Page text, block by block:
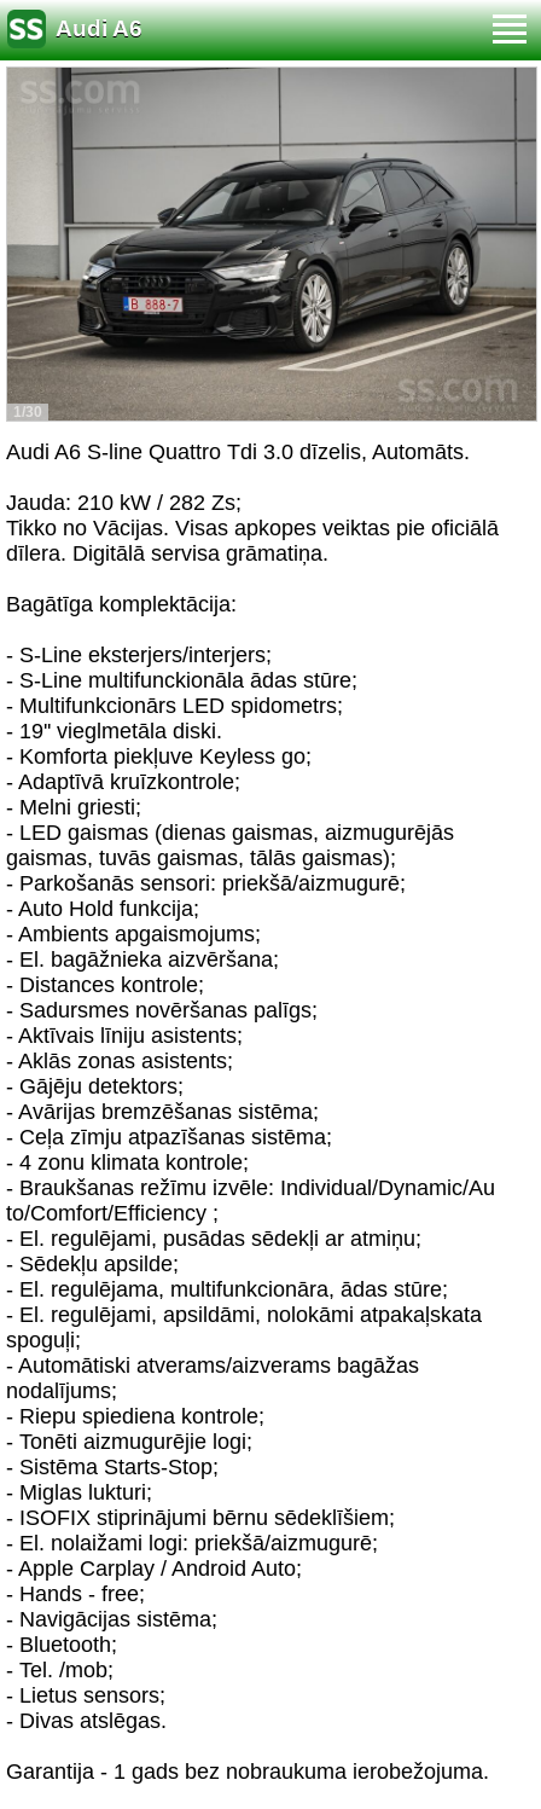
Audi A6
1/30
Audi A6 S-line Quattro Tdi 3.0 dīzelis, Automāts.
Jauda: 210 kW / 282 Zs;
Tikko no Vācijas. Visas apkopes veiktas pie oficiālā
dīlera. Digitālā servisa grāmatiņa.
Bagātīga komplektācija:
- S-Line eksterjers/interjers;
- S-Line multifunckionāla ādas stūre;
- Multifunkcionārs LED spidometrs;
- 19'' vieglmetāla diski.
- Komforta piekļuve Keyless go;
- Adaptīvā kruīzkontrole;
- Melni griesti;
- LED gaismas (dienas gaismas, aizmugurējās
gaismas, tuvās gaismas, tālās gaismas);
- Parkošanās sensori: priekšā/aizmugurē;
- Auto Hold funkcija;
- Ambients apgaismojums;
- El. bagāžnieka aizvēršana;
- Distances kontrole;
- Sadursmes novēršanas palīgs;
- Aktīvais līniju asistents;
- Aklās zonas asistents;
- Gājēju detektors;
- Avārijas bremzēšanas sistēma;
- Ceļa zīmju atpazīšanas sistēma;
- 4 zonu klimata kontrole;
- Braukšanas režīmu izvēle: Individual/Dynamic/Au
to/Comfort/Efficiency ;
- El. regulējami, pusādas sēdekļi ar atmiņu;
- Sēdekļu apsilde;
- El. regulējama, multifunkcionāra, ādas stūre;
- El. regulējami, apsildāmi, nolokāmi atpakaļskata
spoguļi;
- Automātiski atverams/aizverams bagāžas
nodalījums;
- Riepu spiediena kontrole;
- Tonēti aizmugurējie logi;
- Sistēma Starts-Stop;
- Miglas lukturi;
- ISOFIX stiprinājumi bērnu sēdeklīšiem;
- El. nolaižami logi: priekšā/aizmugurē;
- Apple Carplay / Android Auto;
- Hands - free;
- Navigācijas sistēma;
- Bluetooth;
- Tel. /mob;
- Lietus sensors;
- Divas atslēgas.
Garantija - 1 gads bez nobraukuma ierobežojuma.